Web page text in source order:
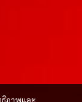
ธิภาพและ